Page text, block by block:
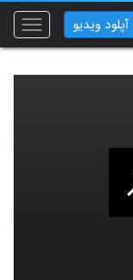
Toggle
آپلود ویدیو